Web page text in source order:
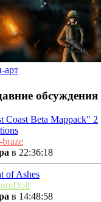
арт
обсуждения
Coast Beta Mappack" 2
braze
в 22:36:18
of Ashes
в 14:48:58